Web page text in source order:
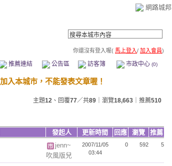
網路城邦
你還沒有登入喔( 馬上登入/ 加入會員)
推薦連結 公告區 訪客簿 市政中心 (0)
主題12 、回覆77／共89 ｜瀏覽18,663 ｜推薦510
發起人 更新時間 回應 瀏覽
推薦
jenn~
吹風版兒
2007/11/05
03:44
0 592 5